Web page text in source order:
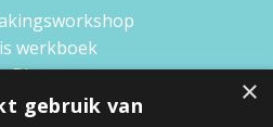
werkboek
Blog
Boek
×
gebruik van